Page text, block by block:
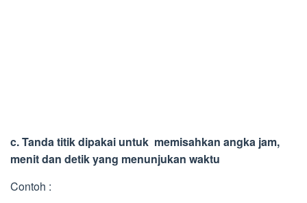
c. Tanda titik dipakai untuk memisahkan angka jam,
menit dan detik yang menunjukan waktu
Contoh :